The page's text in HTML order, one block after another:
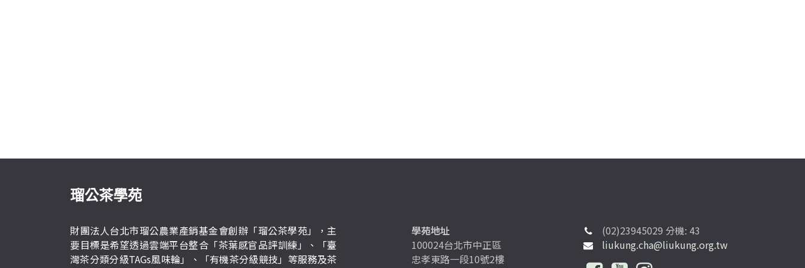
瑠公茶學苑
財團法人台北市瑠公農業產銷基金會創辦「瑠公茶學苑」，主
要目標是希望透過雲端平台整合「茶葉感官品評訓練」、「臺
灣茶分類分級TAGs風味輪」、「有機茶分級競技」等服務及茶
學苑地址
100024台北市中正區
忠孝東路一段10號2樓
(02)23945029 分機: 43
liukung.cha@liukung.org.tw